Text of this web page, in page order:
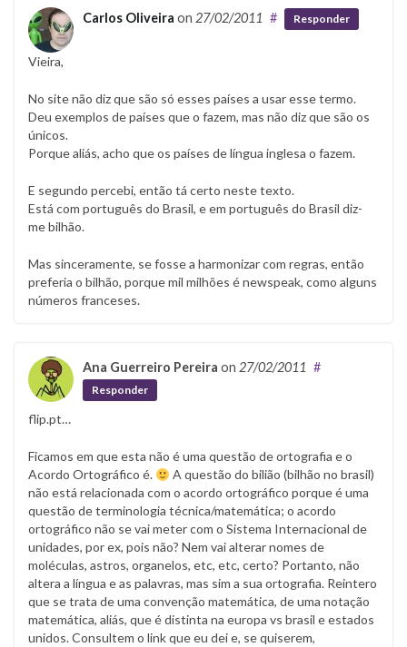
Carlos Oliveira on 27/02/2011 # Responder
Vieira,
No site não diz que são só esses países a usar esse termo.
Deu exemplos de países que o fazem, mas não diz que são os
únicos.
Porque aliás, acho que os países de língua inglesa o fazem.
E segundo percebi, então tá certo neste texto.
Está com português do Brasil, e em português do Brasil diz-
me bilhão.
Mas sinceramente, se fosse a harmonizar com regras, então
preferia o bilhão, porque mil milhões é newspeak, como alguns
números franceses.
Ana Guerreiro Pereira on 27/02/2011 #
Responder
flip.pt…
Ficamos em que esta não é uma questão de ortografia e o
Acordo Ortográfico é.
A questão do bilião (bilhão no brasil)
não está relacionada com o acordo ortográfico porque é uma
questão de terminologia técnica/matemática; o acordo
ortográfico não se vai meter com o Sistema Internacional de
unidades, por ex, pois não? Nem vai alterar nomes de
moléculas, astros, organelos, etc, etc, certo? Portanto, não
altera a língua e as palavras, mas sim a sua ortografia. Reintero
que se trata de uma convenção matemática, de uma notação
matemática, aliás, que é distinta na europa vs brasil e estados
unidos. Consultem o link que eu dei e, se quiserem,